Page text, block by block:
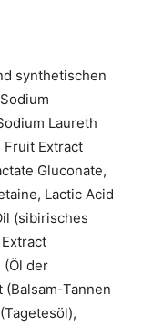
synthetischen
Laureth
Fruit Extract
Gluconate,
Lactic Acid
(sibirisches
(Öl der
Tannen